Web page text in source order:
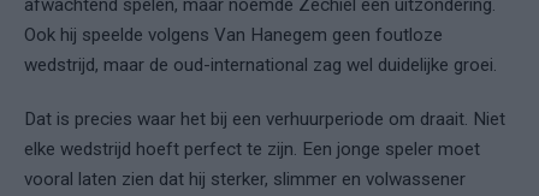
afwachtend spelen, maar noemde Zechiël een uitzondering.
Ook hij speelde volgens Van Hanegem geen foutloze
wedstrijd, maar de oud-international zag wel duidelijke groei.
Dat is precies waar het bij een verhuurperiode om draait. Niet
elke wedstrijd hoeft perfect te zijn. Een jonge speler moet
vooral laten zien dat hij sterker, slimmer en volwassener